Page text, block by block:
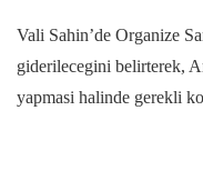
Vali Sahin’de Organize
giderilecegini belirterek,
yapmasi halinde gerekli